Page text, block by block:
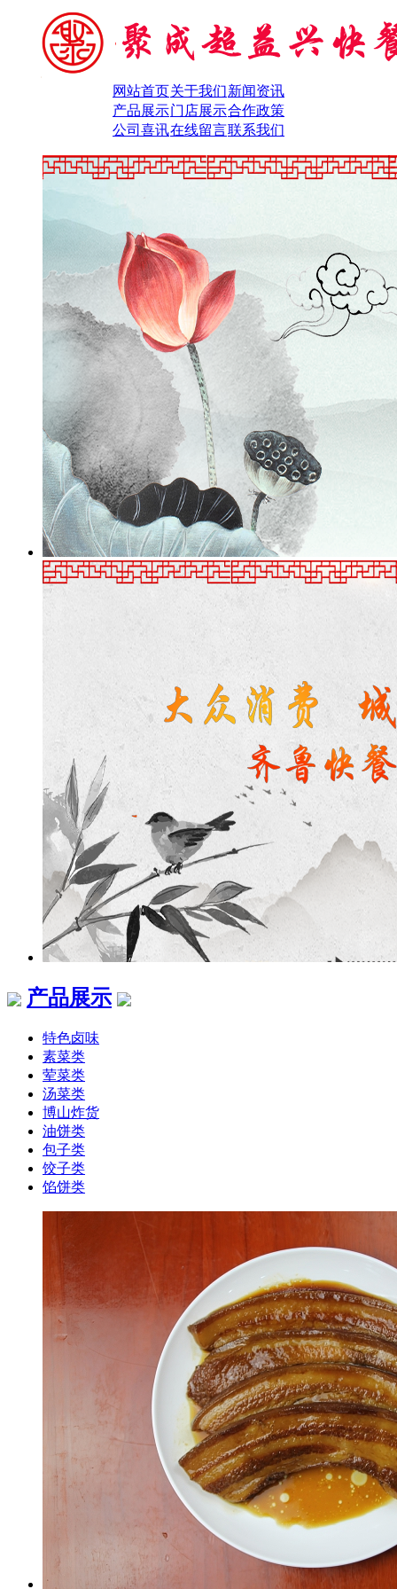
网站首页关于我们新闻资讯
产品展示门店展示合作政策
公司喜讯在线留言联系我们
产品展示
特色卤味
素菜类
荤菜类
汤菜类
博山炸货
油饼类
包子类
饺子类
馅饼类